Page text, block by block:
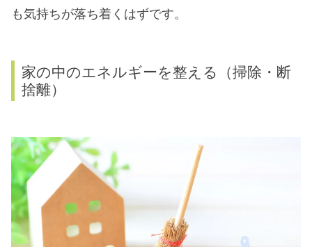
も気持ちが落ち着くはずです。
家の中のエネルギーを整える（掃除・断
捨離）